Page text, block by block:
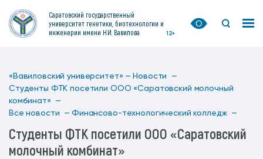
Саратовский государственный
университет генетики, биотехнологии и
инженерии имени Н.И. Вавилова
12+
«Вавиловский университет» — Новости —
Студенты ФТК посетили ООО «Саратовский молочный
комбинат» —
Все новости — Финансово-технологический колледж —
Студенты ФТК посетили ООО «Саратовский
молочный комбинат»